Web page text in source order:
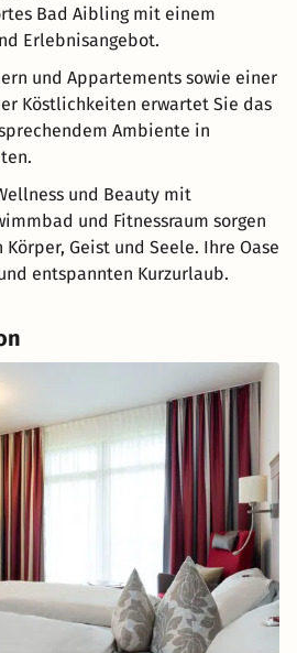
Bad Aibling mit einem
Erlebnisangebot.
und Appartements sowie einer
Köstlichkeiten erwartet Sie das
Ambiente in
und Beauty mit
und Fitnessraum sorgen
Geist und Seele. Ihre Oase
entspannten Kurzurlaub.